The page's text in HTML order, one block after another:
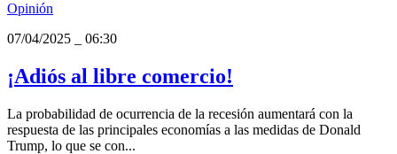
Opinión
07/04/2025
06:30
¡Adiós al libre comercio!
La probabilidad de ocurrencia de la recesión aumentará con la
respuesta de las principales economías a las medidas de Donald
Trump, lo que se con...